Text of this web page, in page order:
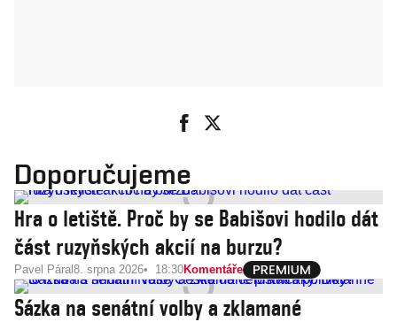
Doporučujeme
Hra o letiště. Proč by se Babišovi hodilo dát
část ruzyňských akcií na burzu?
Pavel Páral 8. srpna 2026 18:30Komentáře
Sázka na senátní volby a zklamané